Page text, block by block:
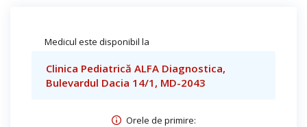
Medicul este disponibil la
Clinica Pediatrică ALFA Diagnostica,
Bulevardul Dacia 14/1, MD-2043
Orele de primire: